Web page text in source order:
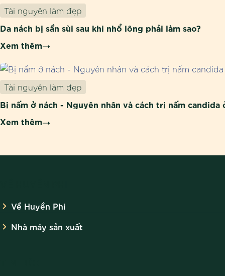
Tài nguyên làm đẹp
Da nách bị sần sùi sau khi nhổ lông phải làm sao?
Xem thêm
Tài nguyên làm đẹp
Bị nấm ở nách - Nguyên nhân và cách trị nấm candida
Xem thêm
Về Huyền Phi
Nhà máy sản xuất